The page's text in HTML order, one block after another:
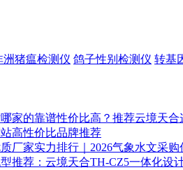
洲猪瘟检测仪 鸽子性别检测仪 转基
家的靠谱性价比高？推荐云境天合
高性价比品牌推荐
厂家实力排行｜2026气象水文采购
推荐：云境天合TH-CZ5一体化设